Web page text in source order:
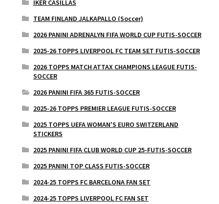
IKER CASILLAS
TEAM FINLAND JALKAPALLO (Soccer)
2026 PANINI ADRENALYN FIFA WORLD CUP FUTIS-SOCCER
2025-26 TOPPS LIVERPOOL FC TEAM SET FUTIS-SOCCER
2026 TOPPS MATCH ATTAX CHAMPIONS LEAGUE FUTIS-
SOCCER
2026 PANINI FIFA 365 FUTIS-SOCCER
2025-26 TOPPS PREMIER LEAGUE FUTIS-SOCCER
2025 TOPPS UEFA WOMAN'S EURO SWITZERLAND
STICKERS
2025 PANINI FIFA CLUB WORLD CUP 25-FUTIS-SOCCER
2025 PANINI TOP CLASS FUTIS-SOCCER
2024-25 TOPPS FC BARCELONA FAN SET
2024-25 TOPPS LIVERPOOL FC FAN SET